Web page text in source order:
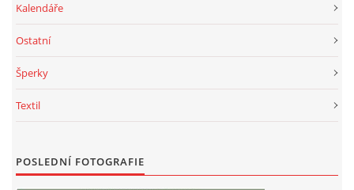
Kalendáře
Ostatní
Šperky
Textil
POSLEDNÍ FOTOGRAFIE